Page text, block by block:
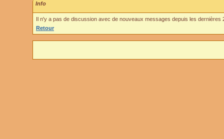
Info
Il n'y a pas de discussion avec de nouveaux messages depuis les dernières
Retour